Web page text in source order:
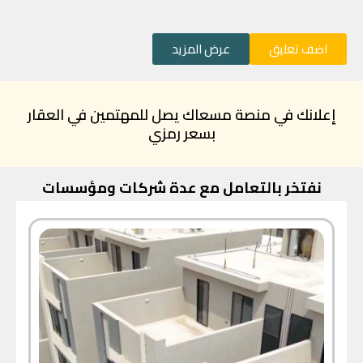
اضف تعليق عرض المزيد
إعلانك في منصة مسعاك يصل للمهتمين في العقار
بسعر رمزي
نفتخر بالتعامل مع عدة شركات ومؤسسات